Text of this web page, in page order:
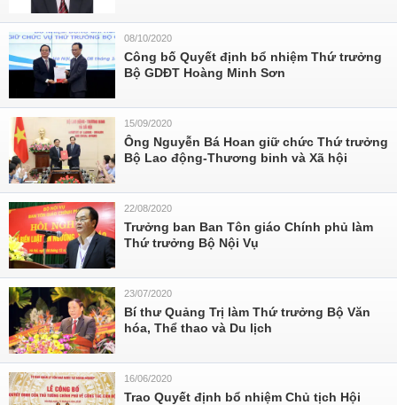
08/10/2020
Công bố Quyết định bổ nhiệm Thứ trưởng
Bộ GDĐT Hoàng Minh Sơn
15/09/2020
Ông Nguyễn Bá Hoan giữ chức Thứ trưởng
Bộ Lao động-Thương binh và Xã hội
22/08/2020
Trưởng ban Ban Tôn giáo Chính phủ làm
Thứ trưởng Bộ Nội Vụ
23/07/2020
Bí thư Quảng Trị làm Thứ trưởng Bộ Văn
hóa, Thể thao và Du lịch
16/06/2020
Trao Quyết định bổ nhiệm Chủ tịch Hội